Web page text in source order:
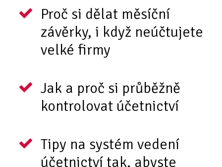
Proč si dělat měsíční
závěrky, i když neúčtujete
velké firmy
Jak a proč si průběžně
kontrolovat účetnictví
Tipy na systém vedení
účetnictví tak, abyste